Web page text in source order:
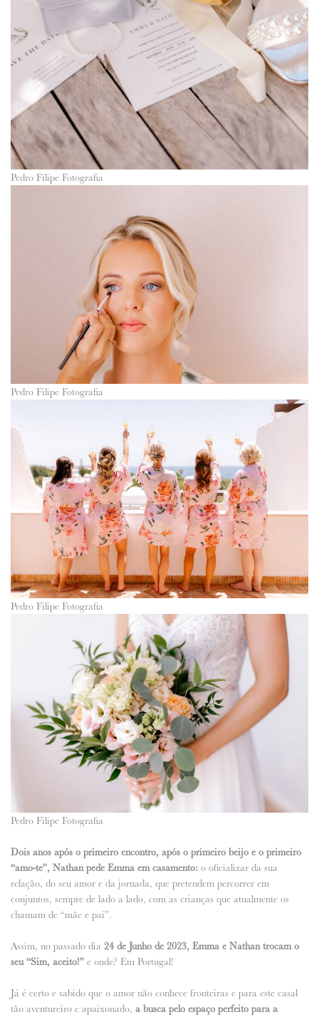
Pedro Filipe Fotografia
Pedro Filipe Fotografia
Pedro Filipe Fotografia
Pedro Filipe Fotografia
Dois anos após o primeiro encontro, após o primeiro beijo e o primeiro
“amo-te”, Nathan pede Emma em casamento: o oficializar da sua
relação, do seu amor e da jornada, que pretendem percorrer em
conjuntos, sempre de lado a lado, com as crianças que atualmente os
chamam de “mãe e pai”.
Assim, no passado dia 24 de Junho de 2023, Emma e Nathan trocam o
seu “Sim, aceito!” e onde? Em Portugal!
Já é certo e sabido que o amor não conhece fronteiras e para este casal
tão aventureiro e apaixonado, a busca pelo espaço perfeito para a